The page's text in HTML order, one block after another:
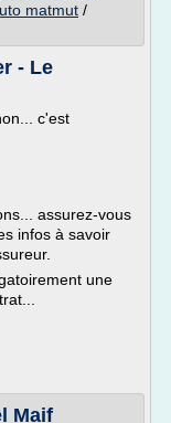
matmut /
- Le
c'est
assurez-vous
infos à savoir
une
Maif